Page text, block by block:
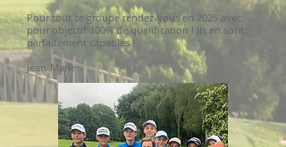
Pour tout ce groupe rendez-vous en 2025 avec
pour objectif 100% de qualification ! Ils en sont
parfaitement capables !
Jean-Marie